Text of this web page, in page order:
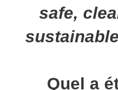
safe,
Quel a